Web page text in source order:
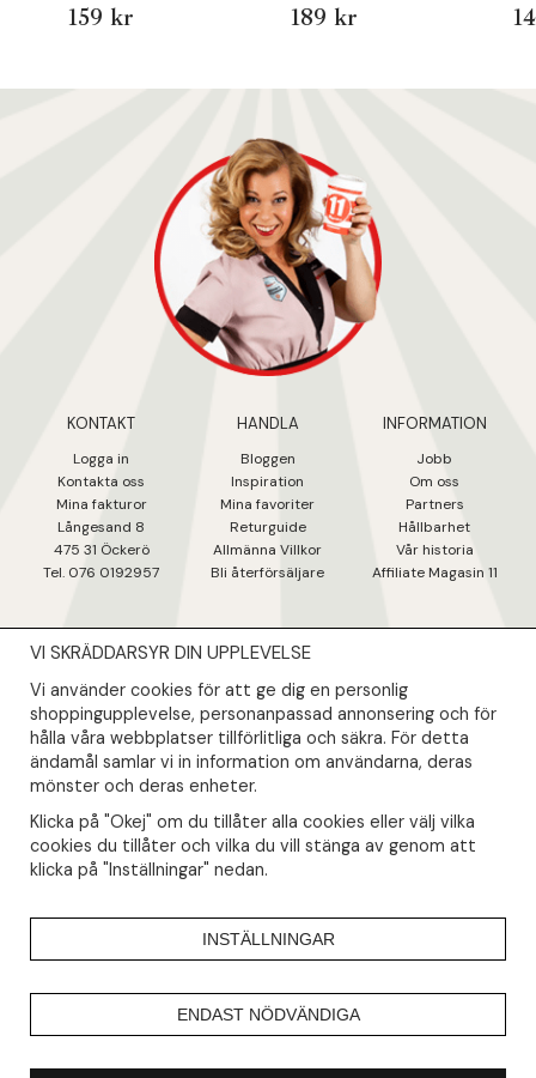
159 kr 189 kr
KONTAKT
Logga in
Kontakta oss
Mina fakturor
Långesand 8
475 31 Öckerö
Tel. 076 0192957
HANDLA
Bloggen
Inspiration
Mina favoriter
Returguide
Allmänna Villkor
Bli återförsäljare
INFORMATION
Jobb
Om oss
Partners
Hållbarhet
Vår historia
Affiliate Magasin 11
NYHETSBREV
Såklart skall du ta del av våra bästa erbjudanden & nyheter!
Din mail kommer endast användas till våra nyhetsbrev.
VI SKRÄDDARSYR DIN UPPLEVELSE
Vi använder cookies för att ge dig en personlig
shoppingupplevelse, personanpassad annonsering och för
hålla våra webbplatser tillförlitliga och säkra. För detta
ändamål samlar vi in information om användarna, deras
mönster och deras enheter.
Klicka på "Okej" om du tillåter alla cookies eller välj vilka
cookies du tillåter och vilka du vill stänga av genom att
klicka på "Inställningar" nedan.
INSTÄLLNINGAR
ENDAST NÖDVÄNDIGA